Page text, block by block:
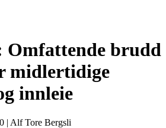
brudd
midlertidige
innleie
| Alf Tore Bergsli